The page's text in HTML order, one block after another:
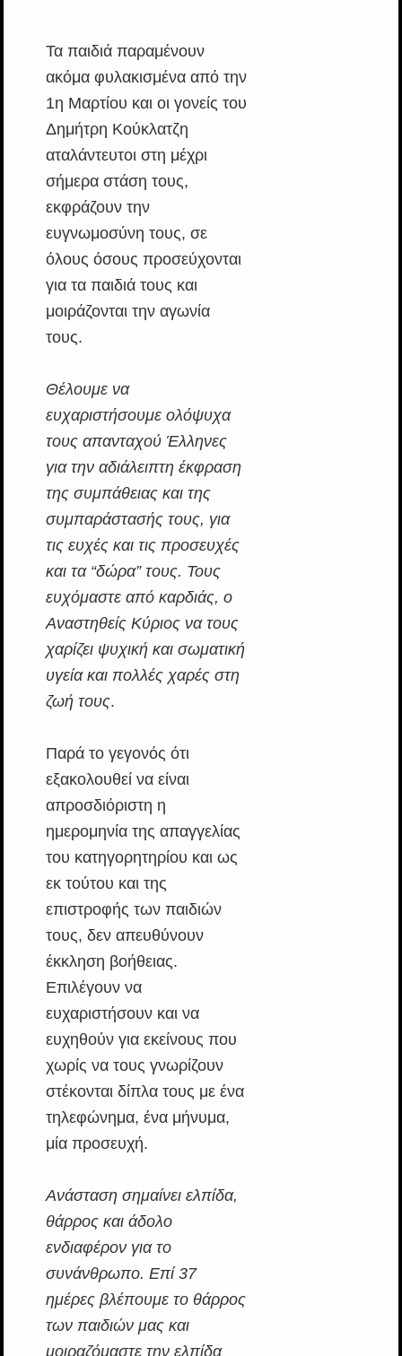
Τα παιδιά παραμένουν
ακόμα φυλακισμένα από την
1η Μαρτίου και οι γονείς του
Δημήτρη Κούκλατζη
αταλάντευτοι στη μέχρι
σήμερα στάση τους,
εκφράζουν την
ευγνωμοσύνη τους, σε
όλους όσους προσεύχονται
για τα παιδιά τους και
μοιράζονται την αγωνία
τους.
Θέλουμε να
ευχαριστήσουμε ολόψυχα
τους απανταχού Έλληνες
για την αδιάλειπτη έκφραση
της συμπάθειας και της
συμπαράστασής τους, για
τις ευχές και τις προσευχές
και τα “δώρα” τους. Τους
ευχόμαστε από καρδιάς, ο
Αναστηθείς Κύριος να τους
χαρίζει ψυχική και σωματική
υγεία και πολλές χαρές στη
ζωή τους.
Παρά το γεγονός ότι
εξακολουθεί να είναι
απροσδιόριστη η
ημερομηνία της απαγγελίας
του κατηγορητηρίου και ως
εκ τούτου και της
επιστροφής των παιδιών
τους, δεν απευθύνουν
έκκληση βοήθειας.
Επιλέγουν να
ευχαριστήσουν και να
ευχηθούν για εκείνους που
χωρίς να τους γνωρίζουν
στέκονται δίπλα τους με ένα
τηλεφώνημα, ένα μήνυμα,
μία προσευχή.
Ανάσταση σημαίνει ελπίδα,
θάρρος και άδολο
ενδιαφέρον για το
συνάνθρωπο. Επί 37
ημέρες βλέπουμε το θάρρος
των παιδιών μας και
μοιραζόμαστε την ελπίδα